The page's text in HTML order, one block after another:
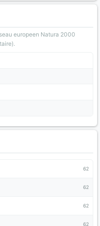
europeen Natura 2000
62
62
62
62